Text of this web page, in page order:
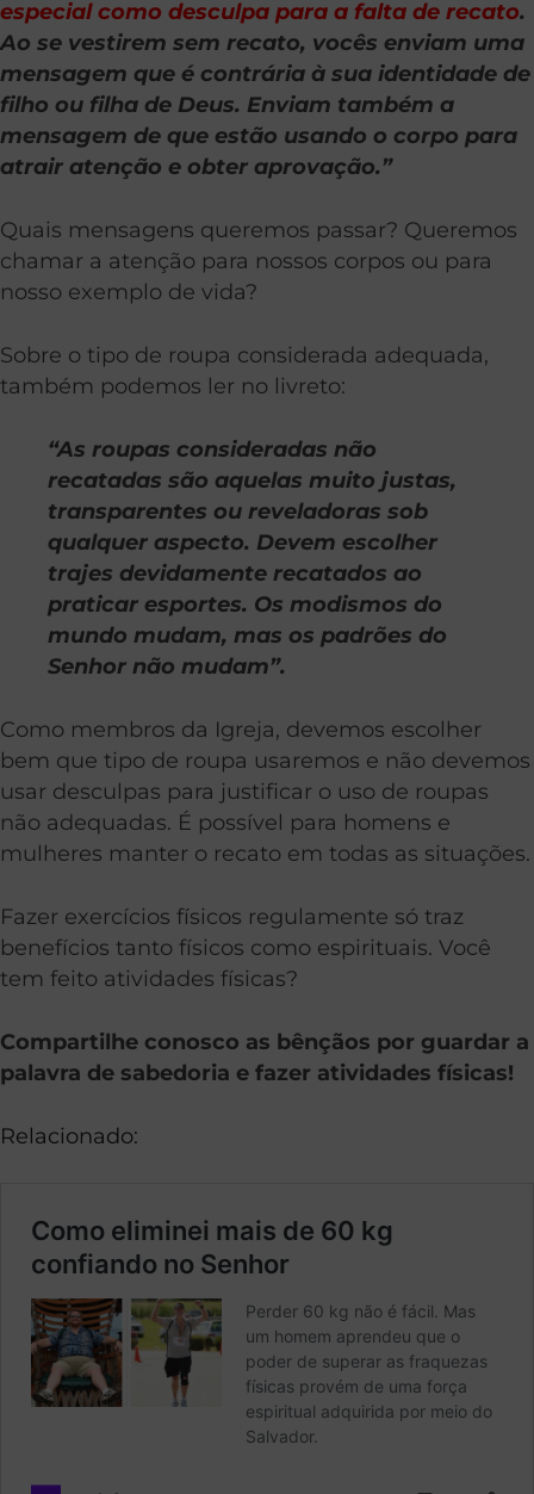
especial como desculpa para a falta de recato.
Ao se vestirem sem recato, vocês enviam uma
mensagem que é contrária à sua identidade de
filho ou filha de Deus. Enviam também a
mensagem de que estão usando o corpo para
atrair atenção e obter aprovação.”
Quais mensagens queremos passar? Queremos
chamar a atenção para nossos corpos ou para
nosso exemplo de vida?
Sobre o tipo de roupa considerada adequada,
também podemos ler no livreto:
“As roupas consideradas não
recatadas são aquelas muito justas,
transparentes ou reveladoras sob
qualquer aspecto. Devem escolher
trajes devidamente recatados ao
praticar esportes. Os modismos do
mundo mudam, mas os padrões do
Senhor não mudam”.
Como membros da Igreja, devemos escolher
bem que tipo de roupa usaremos e não devemos
usar desculpas para justificar o uso de roupas
não adequadas. É possível para homens e
mulheres manter o recato em todas as situações.
Fazer exercícios físicos regulamente só traz
benefícios tanto físicos como espirituais. Você
tem feito atividades físicas?
Compartilhe conosco as bênçãos por guardar a
palavra de sabedoria e fazer atividades físicas!
Relacionado: